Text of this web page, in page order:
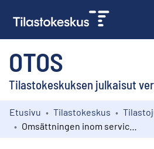
OTOS
Tilastokeskuksen julkaisut
Kokoelmat
Etusivu Tilastokeskus